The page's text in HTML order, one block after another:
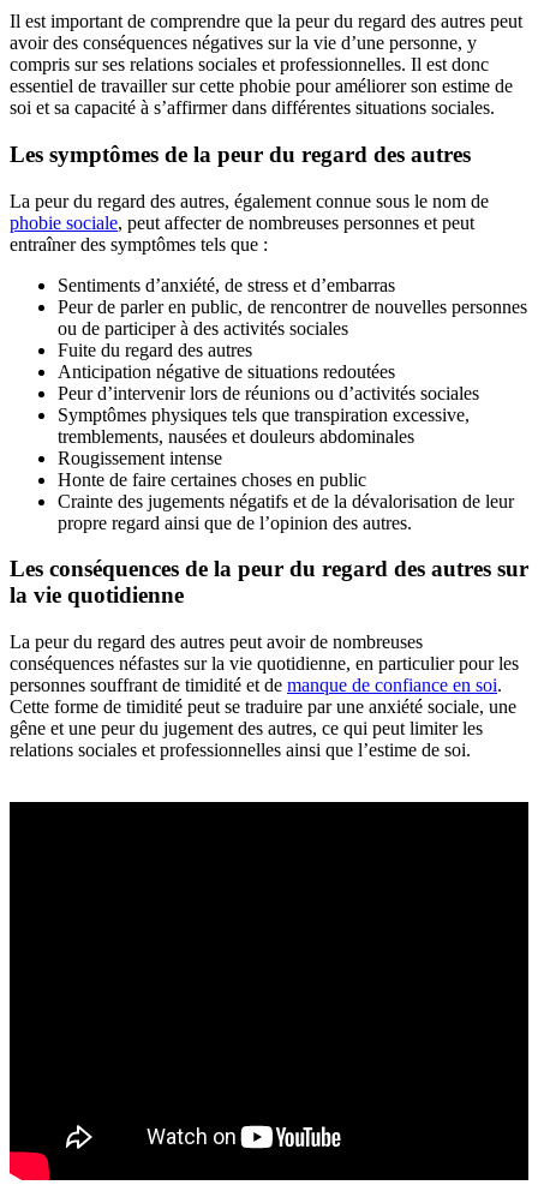
Il est important de comprendre que la peur du regard des autres peut
avoir des conséquences négatives sur la vie d’une personne, y
compris sur ses relations sociales et professionnelles. Il est donc
essentiel de travailler sur cette phobie pour améliorer son estime de
soi et sa capacité à s’affirmer dans différentes situations sociales.
Les symptômes de la peur du regard des autres
La peur du regard des autres, également connue sous le nom de
phobie sociale, peut affecter de nombreuses personnes et peut
entraîner des symptômes tels que :
Sentiments d’anxiété, de stress et d’embarras
Peur de parler en public, de rencontrer de nouvelles personnes
ou de participer à des activités sociales
Fuite du regard des autres
Anticipation négative de situations redoutées
Peur d’intervenir lors de réunions ou d’activités sociales
Symptômes physiques tels que transpiration excessive,
tremblements, nausées et douleurs abdominales
Rougissement intense
Honte de faire certaines choses en public
Crainte des jugements négatifs et de la dévalorisation de leur
propre regard ainsi que de l’opinion des autres.
Les conséquences de la peur du regard des autres sur
la vie quotidienne
La peur du regard des autres peut avoir de nombreuses
conséquences néfastes sur la vie quotidienne, en particulier pour les
personnes souffrant de timidité et de manque de confiance en soi.
Cette forme de timidité peut se traduire par une anxiété sociale, une
gêne et une peur du jugement des autres, ce qui peut limiter les
relations sociales et professionnelles ainsi que l’estime de soi.